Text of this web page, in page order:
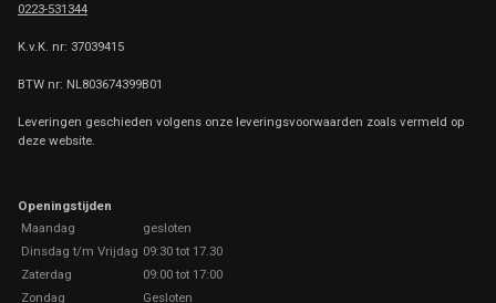
0223-531344
K.v.K. nr: 37039415
BTW nr: NL803674399B01
Leveringen geschieden volgens onze leveringsvoorwaarden zoals vermeld op
deze website.
Openingstijden
Maandag
gesloten
Dinsdag t/m Vrijdag 09:30 tot 17.30
Zaterdag
09:00 tot 17:00
Zondag
Gesloten